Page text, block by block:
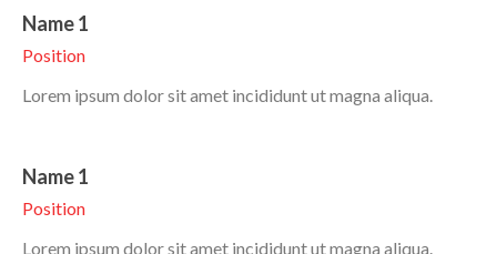
Name 1
Position
Lorem ipsum dolor sit amet incididunt ut magna aliqua.
Name 1
Position
Lorem ipsum dolor sit amet incididunt ut magna aliqua.